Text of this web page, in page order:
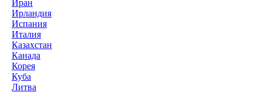
Иран
Ирландия
Испания
Италия
Казахстан
Канада
Корея
Куба
Литва